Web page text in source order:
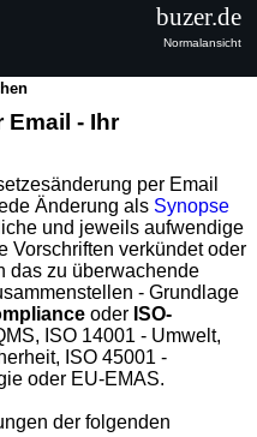
Email - Ihr
per Email
Änderung als Synopse
und jeweils aufwendige
Vorschriften verkündet oder
das zu überwachende
- Grundlage
oder ISO-
ISO 14001 - Umwelt,
ISO 45001 -
oder EU-EMAS.
der folgenden
buzer.de
Normalansicht